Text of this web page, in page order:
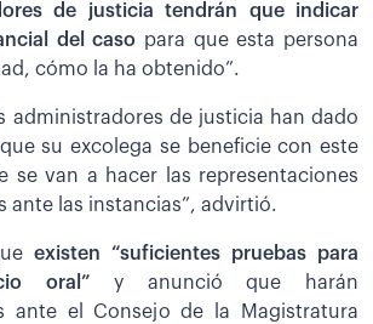
de justicia tendrán que indicar
del caso para que esta persona
cómo la ha obtenido”.
administradores de justicia han dado
su excolega se beneficie con este
se van a hacer las representaciones
ante las instancias”, advirtió.
existen “suficientes pruebas para
oral” y anunció que harán
ante el Consejo de la Magistratura